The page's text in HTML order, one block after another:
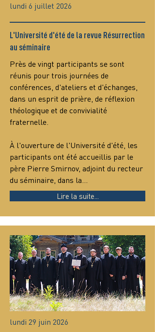
lundi 6 juillet 2026
L'Université d'été de la revue Résurrection
au séminaire
Près de vingt participants se sont
réunis pour trois journées de
conférences, d'ateliers et d'échanges,
dans un esprit de prière, de réflexion
théologique et de convivialité
fraternelle.
À l'ouverture de l'Université d'été, les
participants ont été accueillis par le
père Pierre Smirnov, adjoint du recteur
du séminaire, dans la…
Lire la suite...
lundi 29 juin 2026